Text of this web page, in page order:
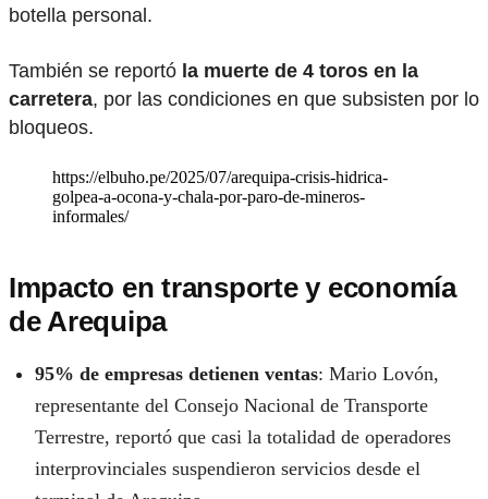
botella personal.
También se reportó la muerte de 4 toros en la
carretera, por las condiciones en que subsisten por lo
bloqueos.
https://elbuho.pe/2025/07/arequipa-crisis-hidrica-
golpea-a-ocona-y-chala-por-paro-de-mineros-
informales/
Impacto en transporte y economía
de Arequipa
95% de empresas detienen ventas: Mario Lovón,
representante del Consejo Nacional de Transporte
Terrestre, reportó que casi la totalidad de operadores
interprovinciales suspendieron servicios desde el